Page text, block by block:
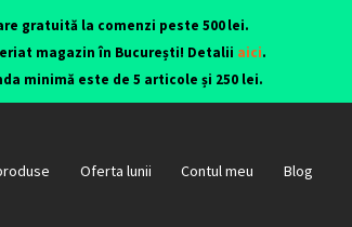
gratuită la comenzi peste 500 lei.
magazin în București! Detalii aici.
minimă este de 5 articole și 250 lei.
Oferta lunii Contul meu Blog